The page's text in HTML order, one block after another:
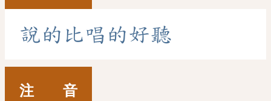
說的 比唱 的好聽
注 音